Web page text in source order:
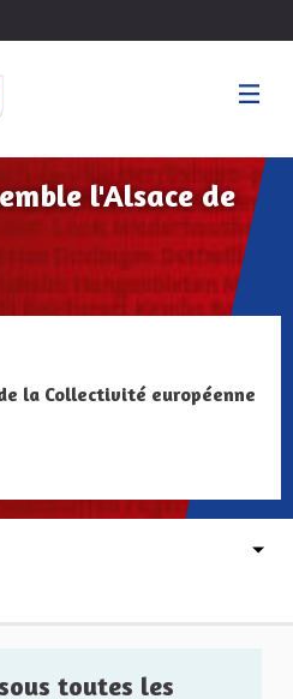
l'Alsace de
la Collectivité européenne
toutes les